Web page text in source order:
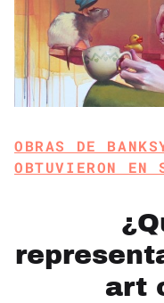
OBRAS DE
OBTUVIERON EN
art